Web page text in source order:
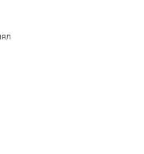
зеркал • Вышивки бисером и
или украшений -
настольная фоторамка (нет
Универсальность: квадратные
от 10х10 до 100х100 см -